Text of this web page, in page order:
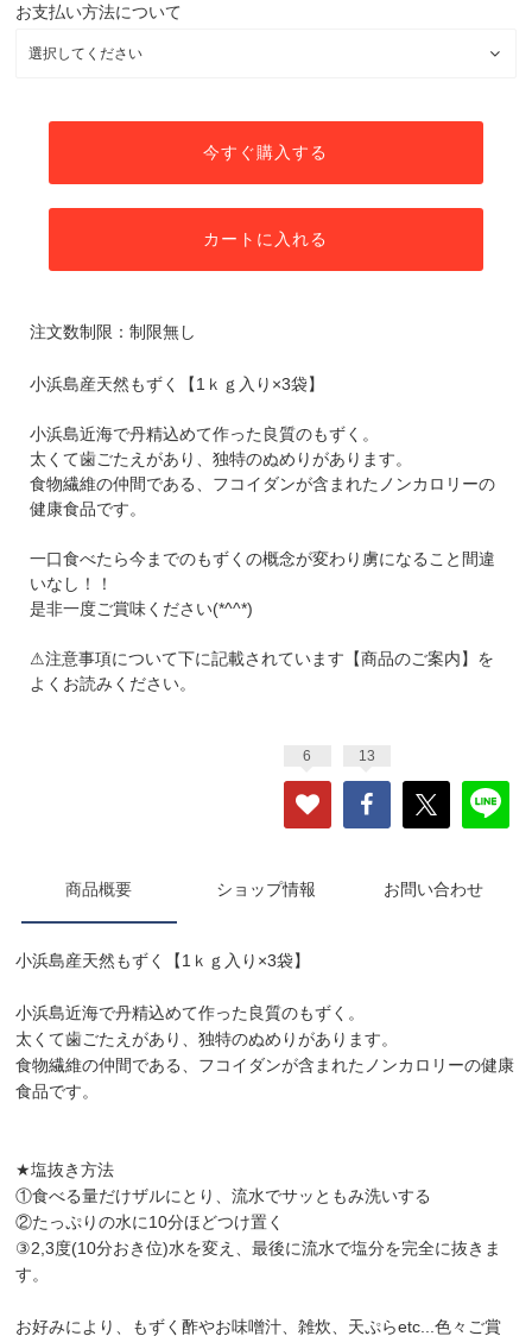
お支払い方法について
今すぐ購入する
カートに入れる
注文数制限：制限無し
小浜島産天然もずく【1ｋｇ入り×3袋】
小浜島近海で丹精込めて作った良質のもずく。
太くて歯ごたえがあり、独特のぬめりがあります。
食物繊維の仲間である、フコイダンが含まれたノンカロリーの
健康食品です。
一口食べたら今までのもずくの概念が変わり虜になること間違
いなし！！
是非一度ご賞味ください(*^^*)
⚠注意事項について下に記載されています【商品のご案内】を
よくお読みください。
6 13
商品概要 ショップ情報 お問い合わせ
小浜島産天然もずく【1ｋｇ入り×3袋】
小浜島近海で丹精込めて作った良質のもずく。
太くて歯ごたえがあり、独特のぬめりがあります。
食物繊維の仲間である、フコイダンが含まれたノンカロリーの健康
食品です。
★塩抜き方法
①食べる量だけザルにとり、流水でサッともみ洗いする
②たっぷりの水に10分ほどつけ置く
③2,3度(10分おき位)水を変え、最後に流水で塩分を完全に抜きま
す。
お好みにより、もずく酢やお味噌汁、雑炊、天ぷらetc...色々ご賞